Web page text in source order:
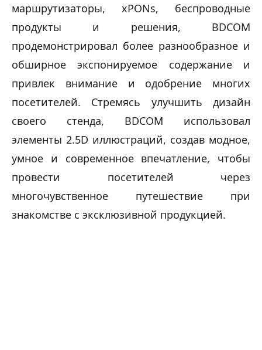
маршрутизаторы, xPONs, беспроводные
продукты и решения, BDCOM
продемонстрировал более разнообразное и
обширное экспонируемое содержание и
привлек внимание и одобрение многих
посетителей. Стремясь улучшить дизайн
своего стенда, BDCOM использовал
элементы 2.5D иллюстраций, создав модное,
умное и современное впечатление, чтобы
провести посетителей через
многочувственное путешествие при
знакомстве с эксклюзивной продукцией.